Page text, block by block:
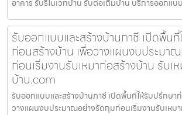
อาคาร รับรีโนเวทบ้าน รับต่อเติมบ้าน บริการออกแบ
รับออกแบบและสร้างบ้านภาชี เปิดพื้น
ก่อนสร้างบ้าน เพื่อวางแผนงบประมา
ก่อนเริ่มงานรับเหมาก่อสร้างบ้าน รับเ
บ้าน.com
รับออกแบบและสร้างบ้านภาชี เปิดพื้นที่ให้รับปรึกษา
วางแผนงบประมาณอย่างรัดกุมก่อนเริ่มงานรับเหม